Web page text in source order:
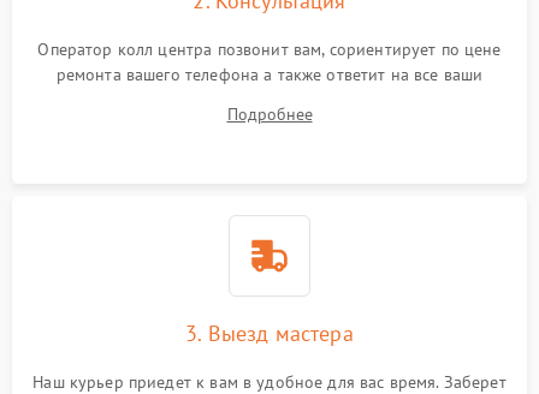
Оператор колл центра позвонит вам, сориентирует по цене
ремонта вашего телефона а также ответит на все ваши
Подробнее
3. Выезд мастера
Наш курьер приедет к вам в удобное для вас время. Заберет